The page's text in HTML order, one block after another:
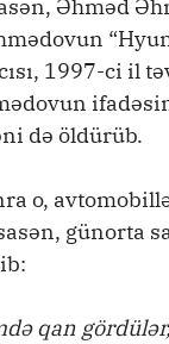
Əhməd
1997-ci il
də öldürüb.
o,
günorta
qan